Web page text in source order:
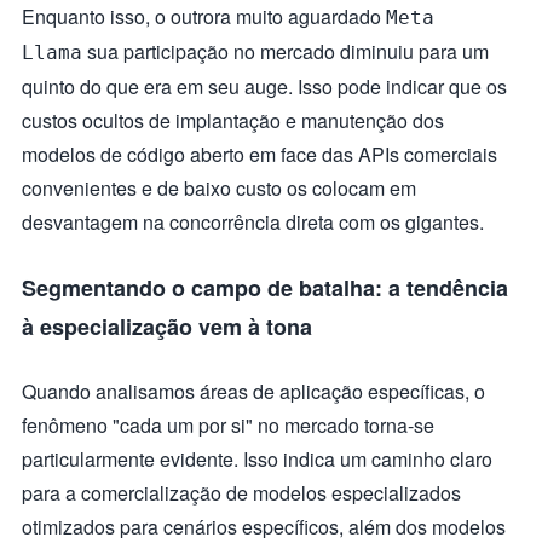
Enquanto isso, o outrora muito aguardado Meta
Llama sua participação no mercado diminuiu para um
quinto do que era em seu auge. Isso pode indicar que os
custos ocultos de implantação e manutenção dos
modelos de código aberto em face das APIs comerciais
convenientes e de baixo custo os colocam em
desvantagem na concorrência direta com os gigantes.
Segmentando o campo de batalha: a tendência
à especialização vem à tona
Quando analisamos áreas de aplicação específicas, o
fenômeno "cada um por si" no mercado torna-se
particularmente evidente. Isso indica um caminho claro
para a comercialização de modelos especializados
otimizados para cenários específicos, além dos modelos